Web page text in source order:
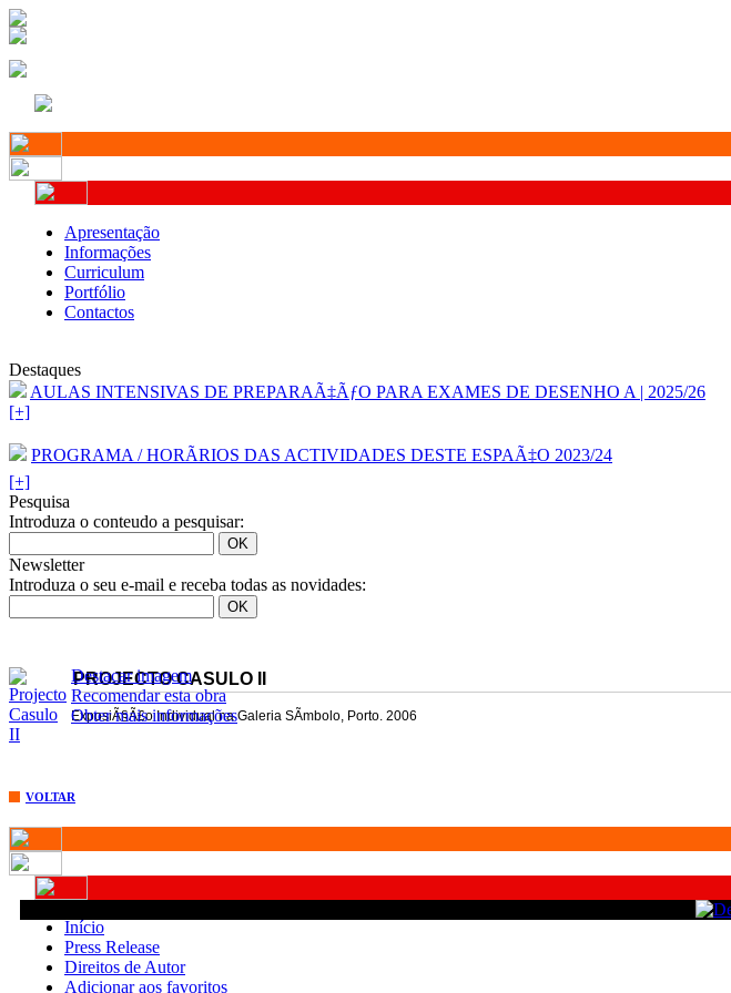
Apresentação
Informações
Curriculum
Portfólio
Contactos
Destaques
AULAS INTENSIVAS DE PREPARAÃ‡ÃƒO PARA EXAMES DE DESENHO A | 2025/26
[+]
PROGRAMA / HORÃRIOS DAS ACTIVIDADES DESTE ESPAÃ‡O 2023/24
[+]
Pesquisa
Introduza o conteudo a pesquisar:
Newsletter
Introduza o seu e-mail e receba todas as novidades:
PROJECTO CASULO II
ExposiÃ§Ã£o Individual na Galeria SÃ­mbolo, Porto. 2006
Destacar imagem
Recomendar esta obra
Obter mais informações
VOLTAR
Início
Press Release
Direitos de Autor
Adicionar aos favoritos